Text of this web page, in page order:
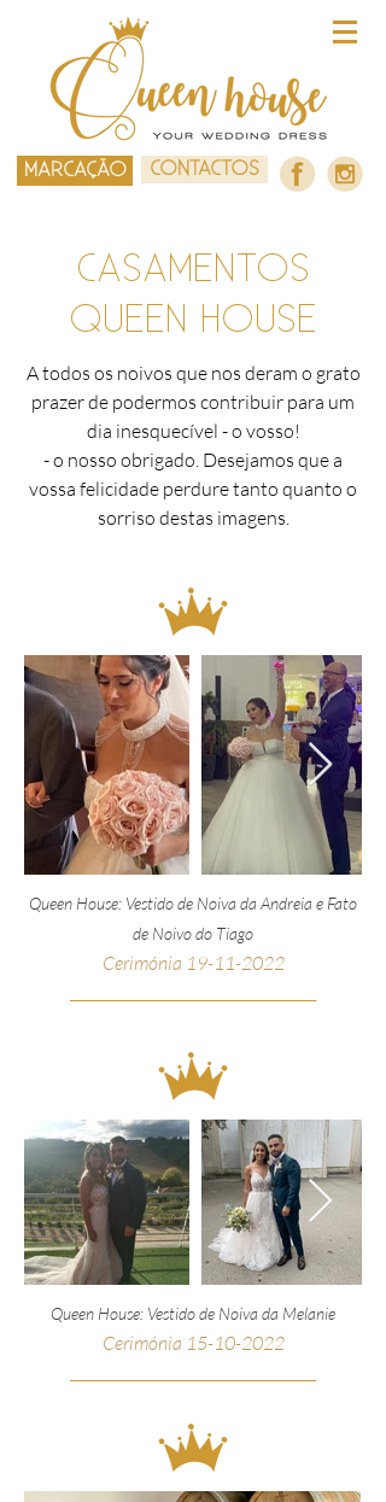
MARCAÇÃO CONTACTOS
CASAMENTOS
QUEEN HOUSE
A todos os noivos que nos deram o grato
prazer de podermos contribuir para um
dia inesquecível - o vosso!
- o nosso obrigado. Desejamos que a
vossa felicidade perdure tanto quanto o
sorriso destas imagens.
Queen House: Vestido de Noiva da Andreia e Fato
de Noivo do Tiago
Cerimónia 19-11-2022
Queen House: Vestido de Noiva da Melanie
Cerimónia 15-10-2022